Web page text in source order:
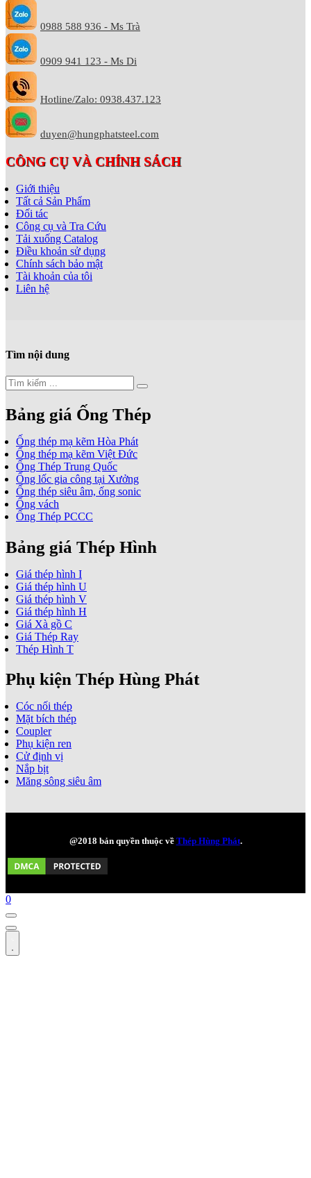
0988 588 936 - Ms Trà
0909 941 123 - Ms Di
Hotline/Zalo: 0938.437.123
duyen@hungphatsteel.com
CÔNG CỤ VÀ CHÍNH SÁCH
Giới thiệu
Tất cả Sản Phẩm
Đối tác
Công cụ và Tra Cứu
Tải xuống Catalog
Điều khoản sử dụng
Chính sách bảo mật
Tài khoản của tôi
Liên hệ
Tìm nội dung
Bảng giá Ống Thép
Ống thép mạ kẽm Hòa Phát
Ống thép mạ kẽm Việt Đức
Ống Thép Trung Quốc
Ống lốc gia công tại Xưởng
Ống thép siêu âm, ống sonic
Ống vách
Ống Thép PCCC
Bảng giá Thép Hình
Giá thép hình I
Giá thép hình U
Giá thép hình V
Giá thép hình H
Giá Xà gồ C
Giá Thép Ray
Thép Hình T
Phụ kiện Thép Hùng Phát
Cóc nối thép
Mặt bích thép
Coupler
Phụ kiện ren
Cử định vị
Nắp bịt
Măng sông siêu âm
@2018 bản quyền thuộc về Thép Hùng Phát.
0